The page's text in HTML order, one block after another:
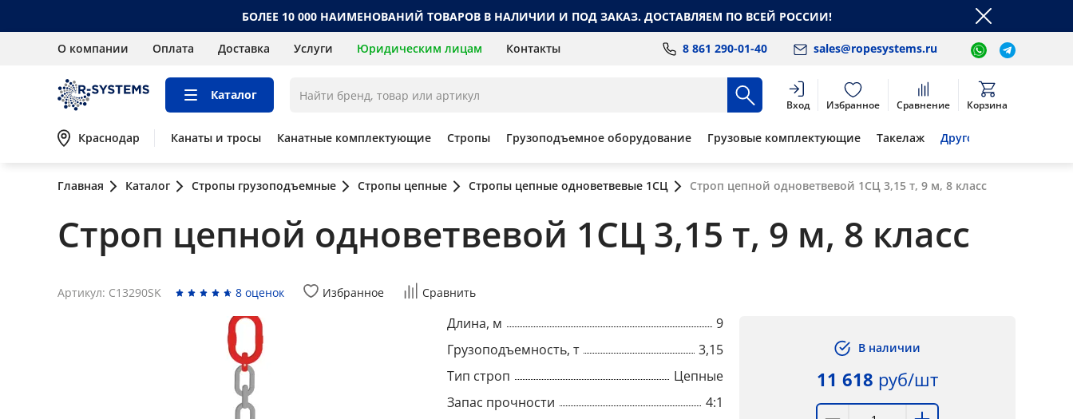
БОЛЕЕ 10 000 НАИМЕНОВАНИЙ ТОВАРОВ В НАЛИЧИИ И ПОД ЗАКАЗ. ДОСТАВЛЯЕМ ПО ВСЕЙ РОССИИ!
О компании Оплата Доставка Услуги Юридическим лицам Контакты 8 861 290-01-40 sales@ropesystems.ru
Каталог
Вход Избранное Сравнение Корзина
Краснодар Канаты и тросы Канатные комплектующие Стропы Грузоподъемное оборудование Грузовые комплектующие Такелаж Другое
Главная Каталог Стропы грузоподъемные Стропы цепные Стропы цепные одноветвевые 1СЦ Строп цепной одноветвевой 1СЦ 3,15 т, 9 м, 8 класс
Строп цепной одноветвевой 1СЦ 3,15 т, 9 м, 8 класс
Артикул: C13290SK 8 оценок Избранное Сравнить
Длина, м
9
Грузоподъемность, т
3,15
Тип строп
Цепные
Запас прочности
4:1
В наличии
11 618 руб/шт